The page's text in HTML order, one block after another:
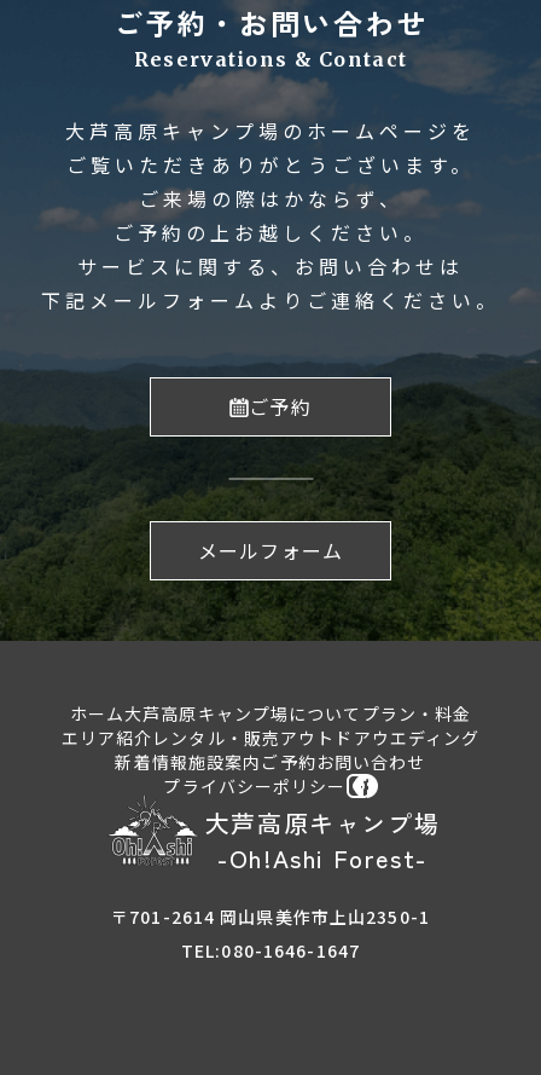
ご予約・お問い合わせ
Reservations & Contact
大芦高原キャンプ場のホームページを
ご覧いただきありがとうございます。
ご来場の際はかならず、
ご予約の上お越しください。
サービスに関する、お問い合わせは
下記メールフォームよりご連絡ください。
ご予約
メールフォーム
ホーム大芦高原キャンプ場について プラン・料金
エリア紹介 レンタル・販売アウトドアウエディング
新着情報施設案内 ご予約お問い合わせ
プライバシーポリシー
大芦高原キャンプ場
-Oh!Ashi Forest-
〒701-2614 岡山県美作市上山2350-1
TEL:080-1646-1647